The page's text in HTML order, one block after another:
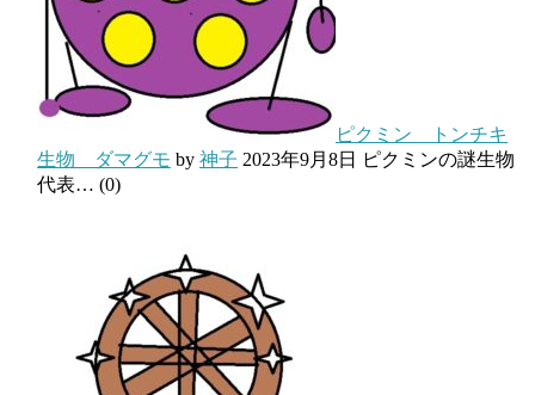
ピクミン トンチキ
生物 ダマグモ by 神子 2023年9月8日
ピクミンの謎生物
代表… (0)